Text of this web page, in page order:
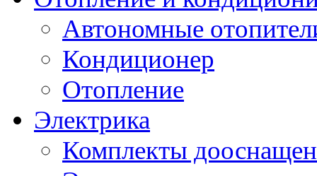
Автономные
Кондиционер
Отопление
Электрика
Комплекты